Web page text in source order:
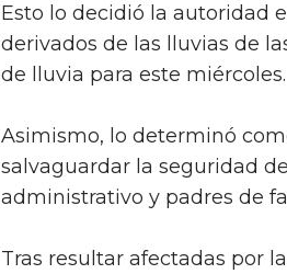
Esto lo decidió la autoridad
derivados de las lluvias de
de lluvia para este miércoles.
Asimismo, lo determinó
salvaguardar la seguridad
administrativo y padres de
Tras resultar afectadas por